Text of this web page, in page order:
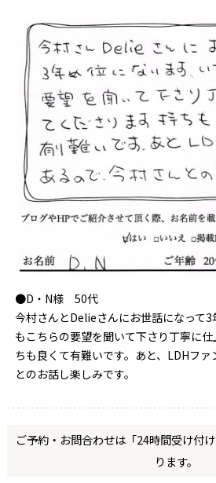
●D・N様 50代
今村さんとDelieさんにお世話になって
もこちらの要望を聞いて下さり丁寧に
ちも良くて有難いです。あと、LDHフ
とのお話し楽しみです。
ご予約・お問合わせは「24時間受け付
ります。